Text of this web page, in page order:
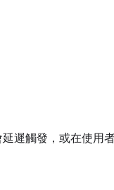
遲觸發，或在使用